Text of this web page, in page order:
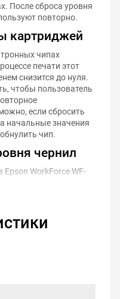
После сброса уровня
повторно.
картриджей
чипах
печати этот
снизится до нуля.
чтобы пользователь
если сбросить
начальные значения
чип.
чернил
WorkForce WF-
программатора с
красный диод.
на зелёную. В